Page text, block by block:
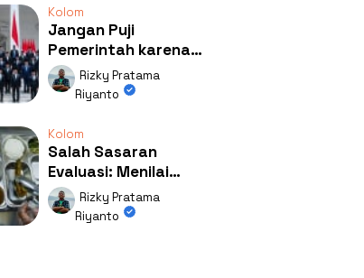
Kolom
Jangan Puji
Pemerintah karena
Kerja: Mengapa
Publik Begitu Mudah
Rizky Pratama
Riyanto
Kolom
Salah Sasaran
Evaluasi: Menilai
Program MBG Lewat
Respons Anak Itu
Rizky Pratama
Riyanto